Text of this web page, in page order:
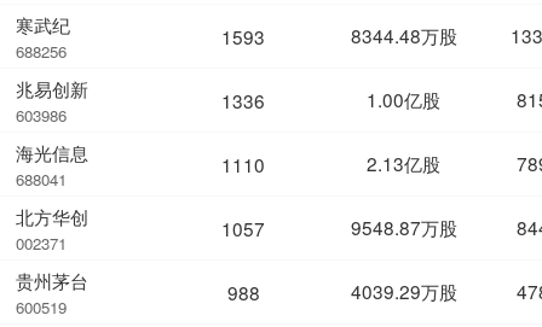
寒武纪
688256
兆易创新
603986
海光信息
688041
北方华创
002371
贵州茅台
600519
1593 8344.48万股
1336 1.00亿股
1110 2.13亿股
1057 9548.87万股
988 4039.29万股